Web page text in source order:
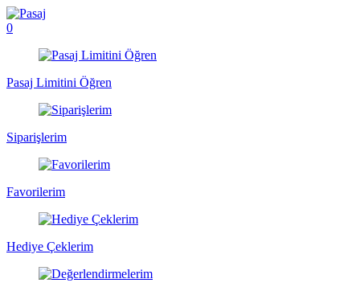
0
Pasaj Limitini Öğren
Siparişlerim
Favorilerim
Hediye Çeklerim